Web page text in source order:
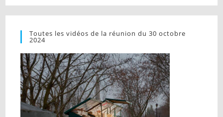
Toutes les vidéos de la réunion du 30 octobre
2024